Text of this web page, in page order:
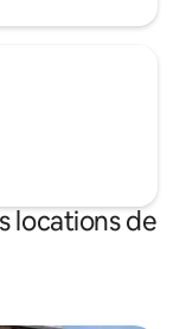
locations de